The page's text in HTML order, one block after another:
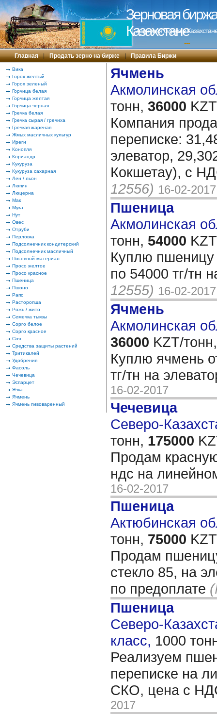
Зерновая
Казахстане
Зерновая биржа в
---
Главная | Продать зерно на бирже | Правила Биржи
Вика
Горох желтый
Горох зеленый
Горчица белая
Горчица желтая
Горчица черная
Гречка белая
Гречка сырая / гречиха
Гречкая жареная
Жмых масличных культур
Иреги
Конопля
Кориандр
Кукуруза
Кукуруза сахарная
Лен / льон
Люпин
Люцерна
Мак
Мука
Нут
Овес
Отруби
Перловка
Подсолнечник кондитерский
Подсолнечник масличный
Посевной материал
Просо желтое
Просо красное
Пшеница
Пшоно
Рапс
Расторопша
Рожь / жито
Семечка тыквы
Сорго белое
Сорго красное
Соя
Средства защиты растений
Тритикалей
Удобрения
Фасоль
Чечевица
Эспарцет
Ячка
Ячмень
Ячмень пивоваренный
Ячмень
Акмолинская
тонн, 36000
Компания
переписке:
элеватор,
Кокшетау), с
12556) 16-02-2017
Пшеница
Акмолинская
тонн, 54000
Куплю пшеницу
по 54000 тг/тн
12555) 16-02-2017
Ячмень
Акмолинская
36000 KZT/тонн,
Куплю ячмень
тг/тн на
16-02-2017
Чечевица
Северо-
тонн, 175000
Продам
ндс на
16-02-2017
Пшеница
Актюбинская
тонн, 75000
Продам
стекло 85, на
по предоплате
Пшеница
Северо-
класс, 1000
Реализуем
переписке на
СКО, цена с
2017